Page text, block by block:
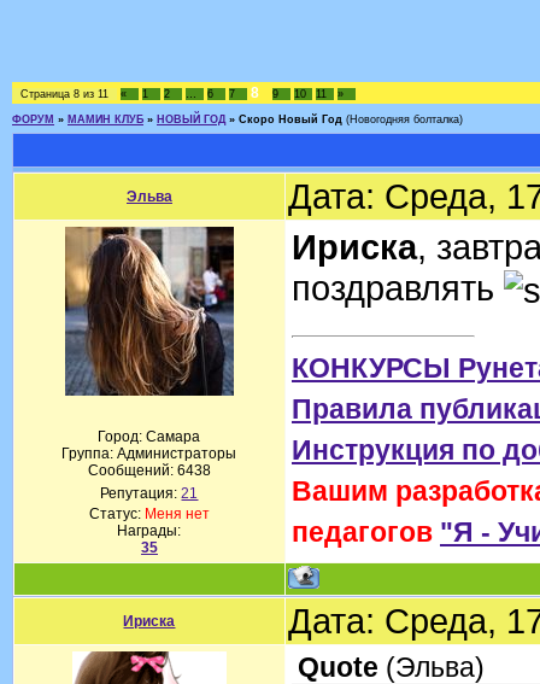
Страница 8 из 11 « 1 2 … 6 7 8 9 10 11 »
ФОРУМ » МАМИН КЛУБ » НОВЫЙ ГОД » Скоро Новый Год (Новогодняя болталка)
Эльва Дата: Среда,
Город: Самара
Группа: Администраторы
Сообщений: 6438
Репутация:21
Статус: Меня нет
Награды:
35
Ириска,
поздравлять
КОНКУРСЫ
Правила
Инструкция по
Вашим
педагогов "Я -
Ириска Дата: Среда,
Quote (Эльва)